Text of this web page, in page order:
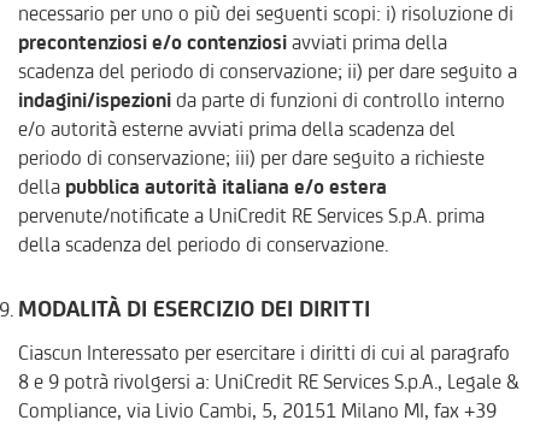
necessario per uno o più dei seguenti scopi: i) risoluzione di
precontenziosi e/o contenziosi avviati prima della
scadenza del periodo di conservazione; ii) per dare seguito a
indagini/ispezioni da parte di funzioni di controllo interno
e/o autorità esterne avviati prima della scadenza del
periodo di conservazione; iii) per dare seguito a richieste
della pubblica autorità italiana e/o estera
pervenute/notificate a UniCredit RE Services S.p.A. prima
della scadenza del periodo di conservazione.
MODALITÀ DI ESERCIZIO DEI DIRITTI
Ciascun Interessato per esercitare i diritti di cui al paragrafo
8 e 9 potrà rivolgersi a: UniCredit RE Services S.p.A., Legale &
Compliance, via Livio Cambi, 5, 20151 Milano MI, fax +39